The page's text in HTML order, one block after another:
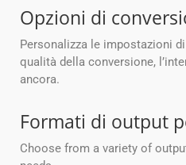
Opzioni di
Personalizza le impostazioni
qualità della conversione,
ancora.
Formati di output
Choose from a variety of